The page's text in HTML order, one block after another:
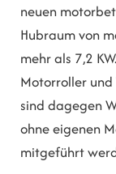
neuen
Hubraum von
mehr als 7,2
Motorroller
sind dagegen
ohne eigenen
mitgeführt